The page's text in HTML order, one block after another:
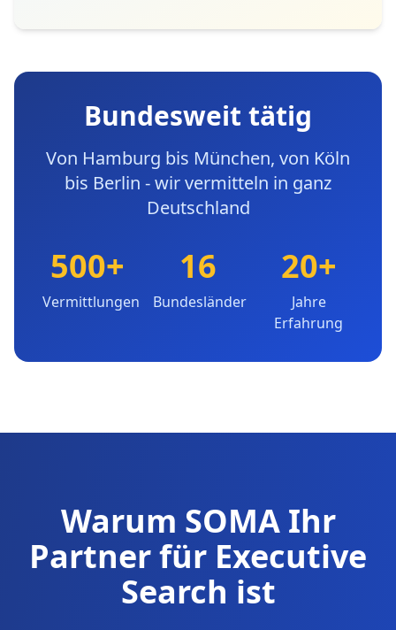
Bundesweit tätig
Von Hamburg bis München, von Köln
bis Berlin - wir vermitteln in ganz
Deutschland
500+
Vermittlungen
16
Bundesländer
20+
Jahre
Erfahrung
Warum SOMA Ihr
Partner für Executive
Search ist